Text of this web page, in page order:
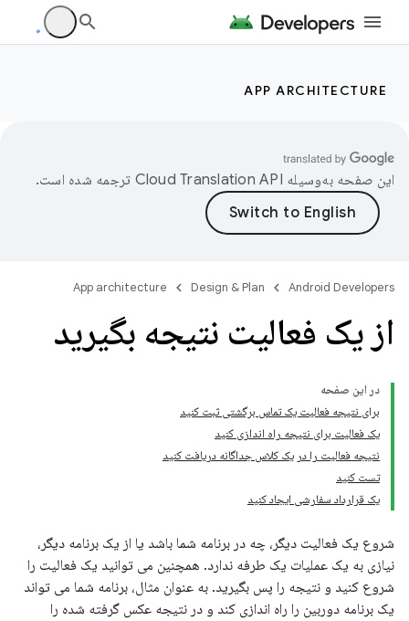
APP ARCHITECTURE
این صفحه به‌وسیله ترجمه شده است.
Android Developers
Design & Plan
App architecture
از یک فعالیت نتیجه بگیرید
در این صفحه
برای نتیجه فعالیت یک تماس برگشتی ثبت کنید
یک فعالیت برای نتیجه راه اندازی کنید
نتیجه فعالیت را در یک کلاس جداگانه دریافت کنید
تست کنید
یک قرارداد سفارشی ایجاد کنید
شروع یک فعالیت دیگر، چه در برنامه شما باشد یا از یک برنامه دیگر،
نیازی به یک عملیات یک طرفه ندارد. همچنین می توانید یک فعالیت را
شروع کنید و نتیجه را پس بگیرید. به عنوان مثال، برنامه شما می تواند
یک برنامه دوربین را راه اندازی کند و در نتیجه عکس گرفته شده را